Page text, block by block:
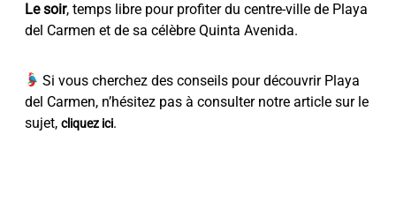
Le soir, temps libre pour profiter du centre-ville de Playa
del Carmen et de sa célèbre Quinta Avenida.
Si vous cherchez des conseils pour découvrir Playa
del Carmen, n’hésitez pas à consulter notre article sur le
sujet, cliquez ici.